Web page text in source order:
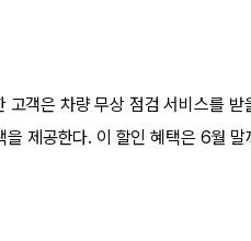
객은 차량 무상 점검 서비스를 받
제공한다. 이 할인 혜택은 6월